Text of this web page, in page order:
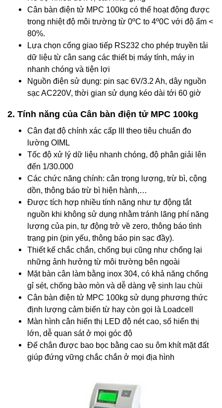
Cân bàn điện tử MPC 100kg có thể hoạt động được
trong nhiệt độ môi trường từ 0ºC to 4º0C với độ ẩm <
80%.
Lựa chọn cổng giao tiếp RS232 cho phép truyền tải
dữ liệu từ cân sang các thiết bị máy tính, máy in
nhanh chóng và tiện lợi
Nguồn điện sử dụng: pin sạc 6V/3.2 Ah, dây nguồn
sạc AC220V, thời gian sử dụng kéo dài tới 60 giờ
2. Tính năng của Cân bàn điện tử MPC 100kg
Cân đạt độ chính xác cấp III theo tiêu chuẩn đo
lường OIML
Tốc độ xử lý dữ liệu nhanh chóng, độ phân giải lên
đến 1/30.000
Các chức năng chính: cân trọng lượng, trừ bì, cộng
dồn, thông báo trừ bì hiện hành,…
Được tích hợp nhiều tính năng như tự động tắt
nguồn khi không sử dụng nhằm tránh lãng phí năng
lượng của pin, tự động trở về zero, thông báo tình
trạng pin (pin yếu, thông báo pin sạc đầy).
Thiết kế chắc chắn, chống bụi cũng như chống lại
những ảnh hưởng từ môi trường bên ngoài
Mặt bàn cân làm bằng inox 304, có khả năng chống
gỉ sét, chống bào mòn và dễ dàng vệ sinh lau chùi
Cân bàn điện tử MPC 100kg sử dụng phương thức
định lượng cảm biến từ hay còn gọi là Loadcell
Màn hình cân hiển thị LED độ nét cao, số hiển thị
lớn, dễ quan sát ở mọi góc độ
Đế chân được bao bọc bằng cao su ôm khít mặt đất
giúp đứng vững chắc chắn ở mọi địa hình